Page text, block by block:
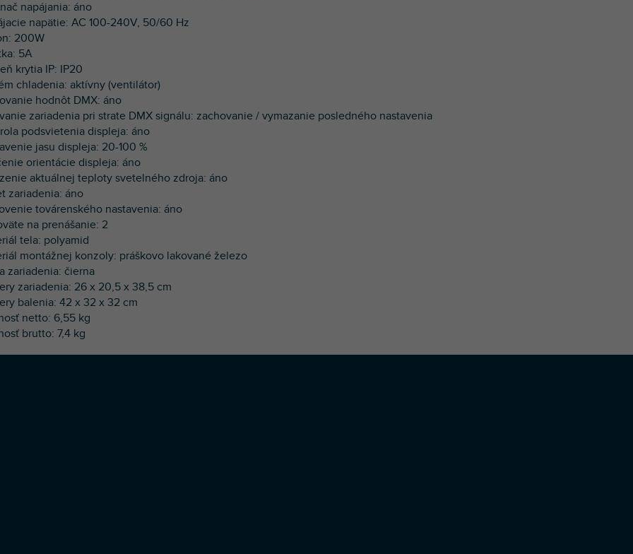
napájania: áno
napätie: AC 100-240V, 50/60 Hz
200W
5A
krytia IP: IP20
chladenia: aktívny (ventilátor)
hodnôt DMX: áno
zariadenia pri strate DMX signálu: zachovanie / vymazanie posledného nastavenia
podsvietenia displeja: áno
jasu displeja: 20-100 %
orientácie displeja: áno
aktuálnej teploty svetelného zdroja: áno
zariadenia: áno
továrenského nastavenia: áno
na prenášanie: 2
tela: polyamid
montážnej konzoly: práškovo lakované železo
zariadenia: čierna
zariadenia: 26 x 20,5 x 38,5 cm
balenia: 42 x 32 x 32 cm
netto: 6,55 kg
brutto: 7,4 kg